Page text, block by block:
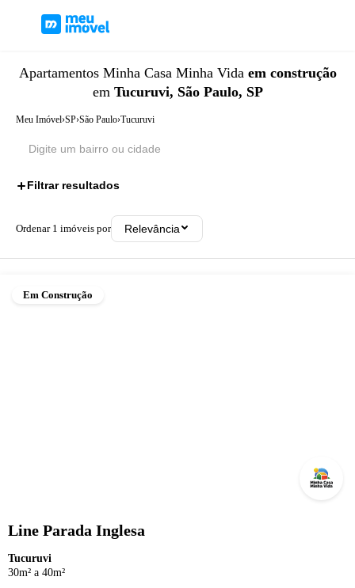
Apartamentos Minha Casa Minha Vida em construção
em Tucuruvi, São Paulo, SP
Meu Imóvel›SP›São Paulo›Tucuruvi
Filtrar resultados
Ordenar 1 imóveis por Relevância
Em Construção
Line Parada Inglesa
Tucuruvi
30m² a 40m²